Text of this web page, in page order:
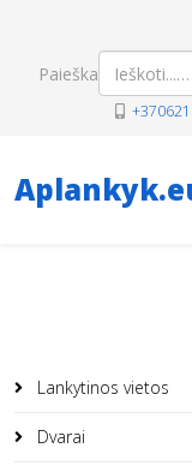
Paieška
Lankytinos vietos
Dvarai